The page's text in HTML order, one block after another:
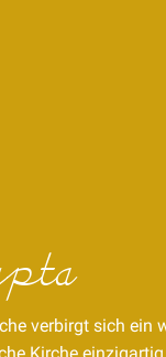
verbirgt sich ein